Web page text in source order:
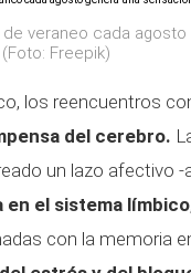
de veraneo cada
Freepik)
los reencuentros
del cerebro.
un lazo afectivo
el sistema límbico
con la memoria